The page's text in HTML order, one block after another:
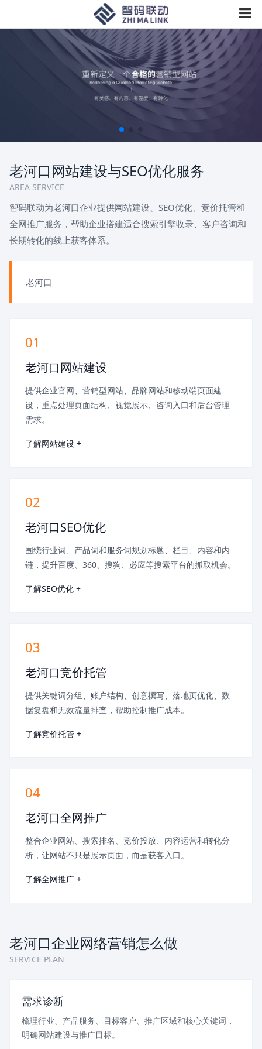
老河口网站建设与SEO优化服务
AREA SERVICE
智码联动为老河口企业提供网站建设、SEO优化、竞价托管和
全网推广服务，帮助企业搭建适合搜索引擎收录、客户咨询和
长期转化的线上获客体系。
老河口
01
老河口网站建设
提供企业官网、营销型网站、品牌网站和移动端页面建
设，重点处理页面结构、视觉展示、咨询入口和后台管理
需求。
了解网站建设 +
02
老河口SEO优化
围绕行业词、产品词和服务词规划标题、栏目、内容和内
链，提升百度、360、搜狗、必应等搜索平台的抓取机会。
了解SEO优化 +
03
老河口竞价托管
提供关键词分组、账户结构、创意撰写、落地页优化、数
据复盘和无效流量排查，帮助控制推广成本。
了解竞价托管 +
04
老河口全网推广
整合企业网站、搜索排名、竞价投放、内容运营和转化分
析，让网站不只是展示页面，而是获客入口。
了解全网推广 +
老河口企业网络营销怎么做
SERVICE PLAN
需求诊断
梳理行业、产品服务、目标客户、推广区域和核心关键词，
明确网站建设与推广目标。